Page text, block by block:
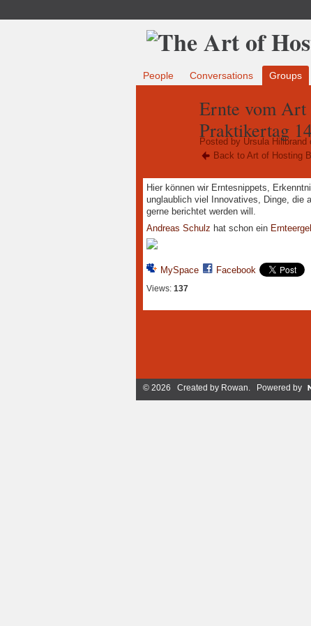
People Conversations Groups
Ernte vom Art
Praktikertag
Posted by Ursula Hillbrand
Back to Art of Hosting
Hier können wir Erntesnippets,
unglaublich viel Innovatives, Dinge, die
gerne berichtet werden will.
Andreas Schulz hat schon ein
MySpace Facebook
Views: 137
© 2026 Created by Rowan. Powered by